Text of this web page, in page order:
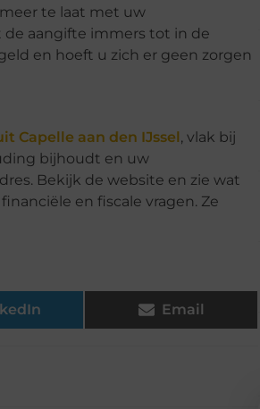
te laat met uw
de aangifte immers tot in de
en hoeft u zich er geen zorgen
Capelle aan den IJssel, vlak bij
bijhoudt en uw
Bekijk de website en zie wat
en fiscale vragen. Ze
Email